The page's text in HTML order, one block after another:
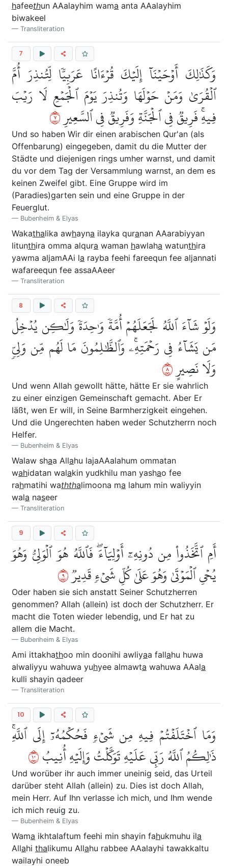
hafeethun AAalayhim wama anta AAalayhim
biwakeel
Transliteration
7
وَكَذَٰلِكَ أَوۡحَيۡنَآ إِلَيۡكَ قُرۡءَانًا عَرَبِيّٗا لِّتُنذِرَ أُمَّ
ٱلۡقُرَىٰ وَمَنۡ حَوۡلَهَا وَتُنذِرَ يَوۡمَ ٱلۡجَمۡعِ لَا رَيۡبَ
فِيهِۚ فَرِيقٞ فِي ٱلۡجَنَّةِ وَفَرِيقٞ فِي ٱلسَّعِيرِ٧
Und so haben Wir dir einen arabischen Qur'an (als
Offenbarung) eingegeben, damit du die Mutter der
Städte und diejenigen rings umher warnst, und damit
du vor dem Tag der Versammlung warnst, an dem es
keinen Zweifel gibt. Eine Gruppe wird im
(Paradies)garten sein und eine Gruppe in der
Feuerglut.
Bubenheim & Elyas
Wakathalika awhayna ilayka quranan AAarabiyyan
litunthira omma alqura waman hawlaha watunthira
yawma aljamAAi la rayba feehi fareequn fee aljannati
wafareequn fee assaAAeer
Transliteration
8
وَلَوۡ شَآءَ ٱللَّهُ لَجَعَلَهُمۡ أُمَّةٗ وَٰحِدَةٗ وَلَٰكِن يُدۡخِلُ
مَن يَشَآءُ فِي رَحۡمَتِهِۦۚ وَٱلظَّٰلِمُونَ مَا لَهُم مِّن وَلِيّٖ
وَلَا نَصِيرٍ٨
Und wenn Allah gewollt hätte, hätte Er sie wahrlich
zu einer einzigen Gemeinschaft gemacht. Aber Er
läßt, wen Er will, in Seine Barmherzigkeit eingehen.
Und die Ungerechten haben weder Schutzherrn noch
Helfer.
Bubenheim & Elyas
Walaw shaa Allahu lajaAAalahum ommatan
wahidatan walakin yudkhilu man yashao fee
rahmatihi waththalimoona ma lahum min waliyyin
wala naseer
Transliteration
9
أَمِ ٱتَّخَذُواْ مِن دُونِهِۦٓ أَوۡلِيَآءَۖ فَٱللَّهُ هُوَ ٱلۡوَلِيُّ وَهُوَ
يُحۡيِ ٱلۡمَوۡتَىٰ وَهُوَ عَلَىٰ كُلِّ شَيۡءٖ قَدِيرٞ٩
Oder haben sie sich anstatt Seiner Schutzherren
genommen? Allah (allein) ist doch der Schutzherr. Er
macht die Toten wieder lebendig, und Er hat zu
allem die Macht.
Bubenheim & Elyas
Ami ittakhathoo min doonihi awliyaa fallahu huwa
alwaliyyu wahuwa yuhyee almawta wahuwa AAala
kulli shayin qadeer
Transliteration
10
وَمَا ٱخۡتَلَفۡتُمۡ فِيهِ مِن شَيۡءٖ فَحُكۡمُهُۥٓ إِلَى ٱللَّهِۚ
ذَٰلِكُمُ ٱللَّهُ رَبِّي عَلَيۡهِ تَوَكَّلۡتُ وَإِلَيۡهِ أُنِيبُ٠١
Und worüber ihr auch immer uneinig seid, das Urteil
darüber steht Allah (allein) zu. Dies ist doch Allah,
mein Herr. Auf Ihn verlasse ich mich, und Ihm wende
ich mich reuig zu.
Bubenheim & Elyas
Wama ikhtalaftum feehi min shayin fahukmuhu ila
Allahi thalikumu Allahu rabbee AAalayhi tawakkaltu
wailayhi oneeb